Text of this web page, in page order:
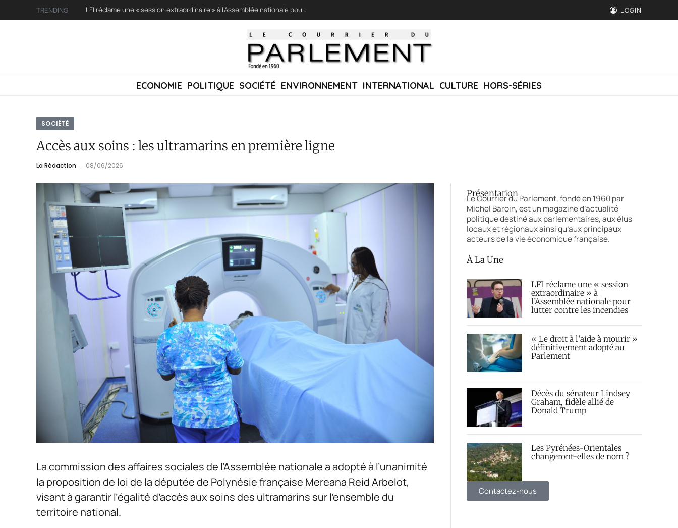
TRENDING LFI réclame une « session extraordinaire » à l’Assemblée nationale pour lutter contre les incendies LOGIN
ECONOMIE POLITIQUE SOCIÉTÉ ENVIRONNEMENT INTERNATIONAL CULTURE HORS-SÉRIES
SOCIÉTÉ
Accès aux soins : les ultramarins en première ligne
La Rédaction 08/06/2026
La commission des affaires sociales de l’Assemblée nationale a adopté à l’unanimité
la proposition de loi de la députée de Polynésie française Mereana Reid Arbelot,
visant à garantir l’égalité d’accès aux soins des ultramarins sur l’ensemble du
territoire national.
Présentation
Le Courrier du Parlement, fondé en 1960 par
Michel Baroin, est un magazine d’actualité
politique destiné aux parlementaires, aux élus
locaux et régionaux ainsi qu’aux principaux
acteurs de la vie économique française.
À La Une
LFI réclame une « session
extraordinaire » à
l’Assemblée nationale pour
lutter contre les incendies
« Le droit à l’aide à mourir »
définitivement adopté au
Parlement
Décès du sénateur Lindsey
Graham, fidèle allié de
Donald Trump
Les Pyrénées-Orientales
changeront-elles de nom ?
Contactez-nous